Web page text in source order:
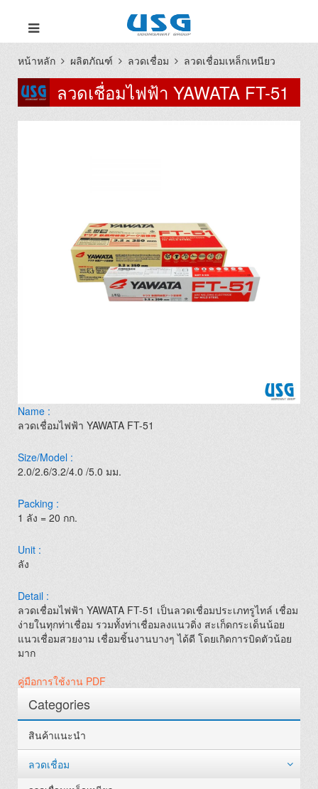
หน้าหลัก ผลิตภัณฑ์ ลวดเชื่อม ลวดเชื่อมเหล็กเหนียว
ลวดเชื่อมไฟฟ้า YAWATA FT-51
Name :
ลวดเชื่อมไฟฟ้า YAWATA FT-51
Size/Model :
2.0/2.6/3.2/4.0 /5.0 มม.
Packing :
1 ลัง = 20 กก.
Unit :
ลัง
Detail :
ลวดเชื่อมไฟฟ้า YAWATA FT-51 เป็นลวดเชื่อมประเภทรูไทล์ เชื่อม
ง่ายในทุกท่าเชื่อม รวมทั้งท่าเชื่อมลงแนวดิ่ง สะเก็ดกระเด็นน้อย
แนวเชื่อมสวยงาม เชื่อมชิ้นงานบางๆ ได้ดี โดยเกิดการบิดตัวน้อย
มาก
คู่มือการใช้งาน PDF
Categories
สินค้าแนะนำ
ลวดเชื่อม